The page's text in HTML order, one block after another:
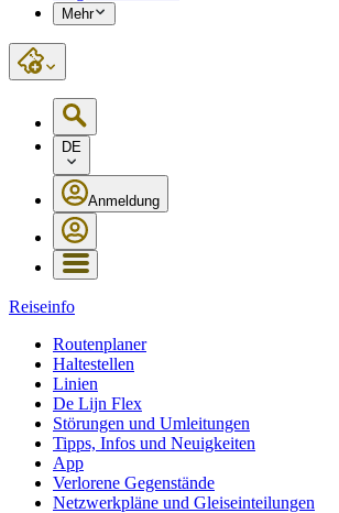
Mehr
DE
Anmeldung
Reiseinfo
Routenplaner
Haltestellen
Linien
De Lijn Flex
Störungen und Umleitungen
Tipps, Infos und Neuigkeiten
App
Verlorene Gegenstände
Netzwerkpläne und Gleiseinteilungen